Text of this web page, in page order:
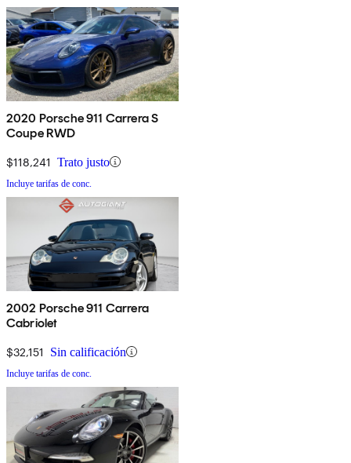
2020 Porsche 911 Carrera S
Coupe RWD
$118,241 Trato justo
Incluye tarifas de conc.
2002 Porsche 911 Carrera
Cabriolet
$32,151 Sin calificación
Incluye tarifas de conc.